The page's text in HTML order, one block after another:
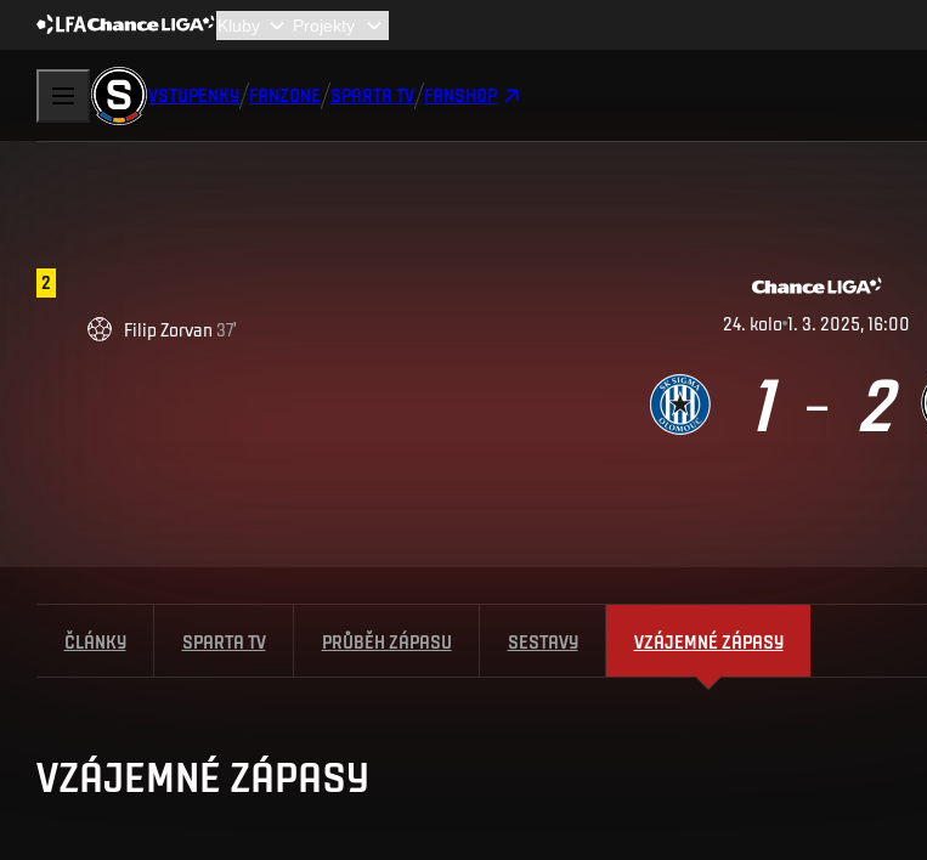
VSTUPENKY FANZONE SPARTA TV FANSHOP
24 kolo 1. 3. 2025, 16:00
1 – 2
2
Filip Zorvan 37'
ČLÁNKY SPARTA TV PRŮBĚH ZÁPASU SESTAVY VZÁJEMNÉ ZÁPASY
VZÁJEMNÉ ZÁPASY